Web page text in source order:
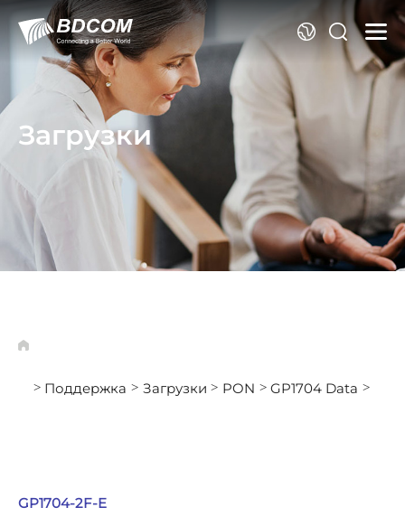
Загрузки
> Поддержка > Загрузки > PON > GP1704 Data >
GP1704-2F-E